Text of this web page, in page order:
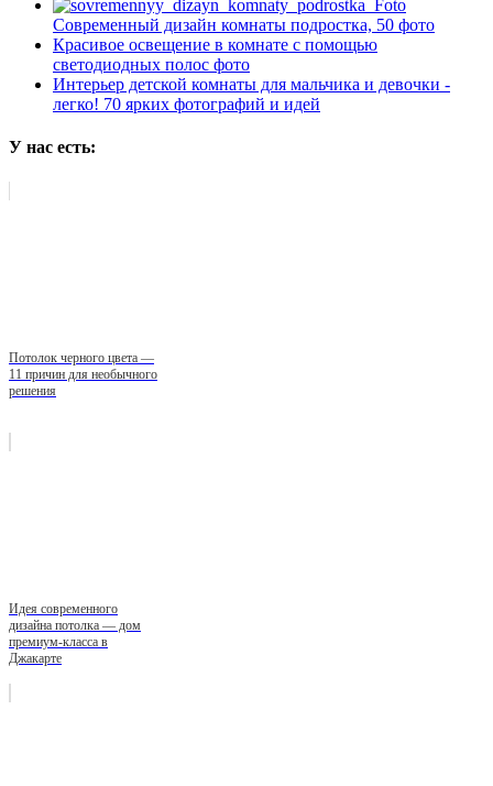
Современный дизайн комнаты подростка, 50 фото
Красивое освещение в комнате с помощью
светодиодных полос фото
Интерьер детской комнаты для мальчика и девочки -
легко! 70 ярких фотографий и идей
У нас есть:
Потолок черного цвета —
11 причин для необычного
решения
Идея современного
дизайна потолка — дом
премиум-класса в
Джакарте